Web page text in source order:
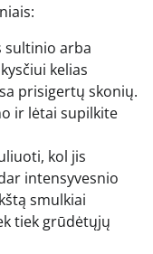
sultinio arba
kelias
prisigertų skonių.
ir lėtai supilkite
kol jis
intensyvesnio
smulkiai
tiek grūdėtųjų